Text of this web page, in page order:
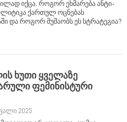
იქცა. როგორ ეხმარება ანტი-
ქართულ ოცნებას
და როგორ მუშაობს ეს სტრატეგია?
ხუთი ყველაზე
ფემინისტური
2025